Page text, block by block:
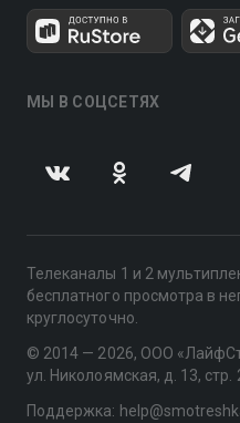
МЫ В СОЦСЕТЯХ
Телеканалы 1 и 2
бесплатного просмотра в
круглосуточно.
© 2014 — 2026, ООО
ул. Николоямская, д. 13,
Поддержка: